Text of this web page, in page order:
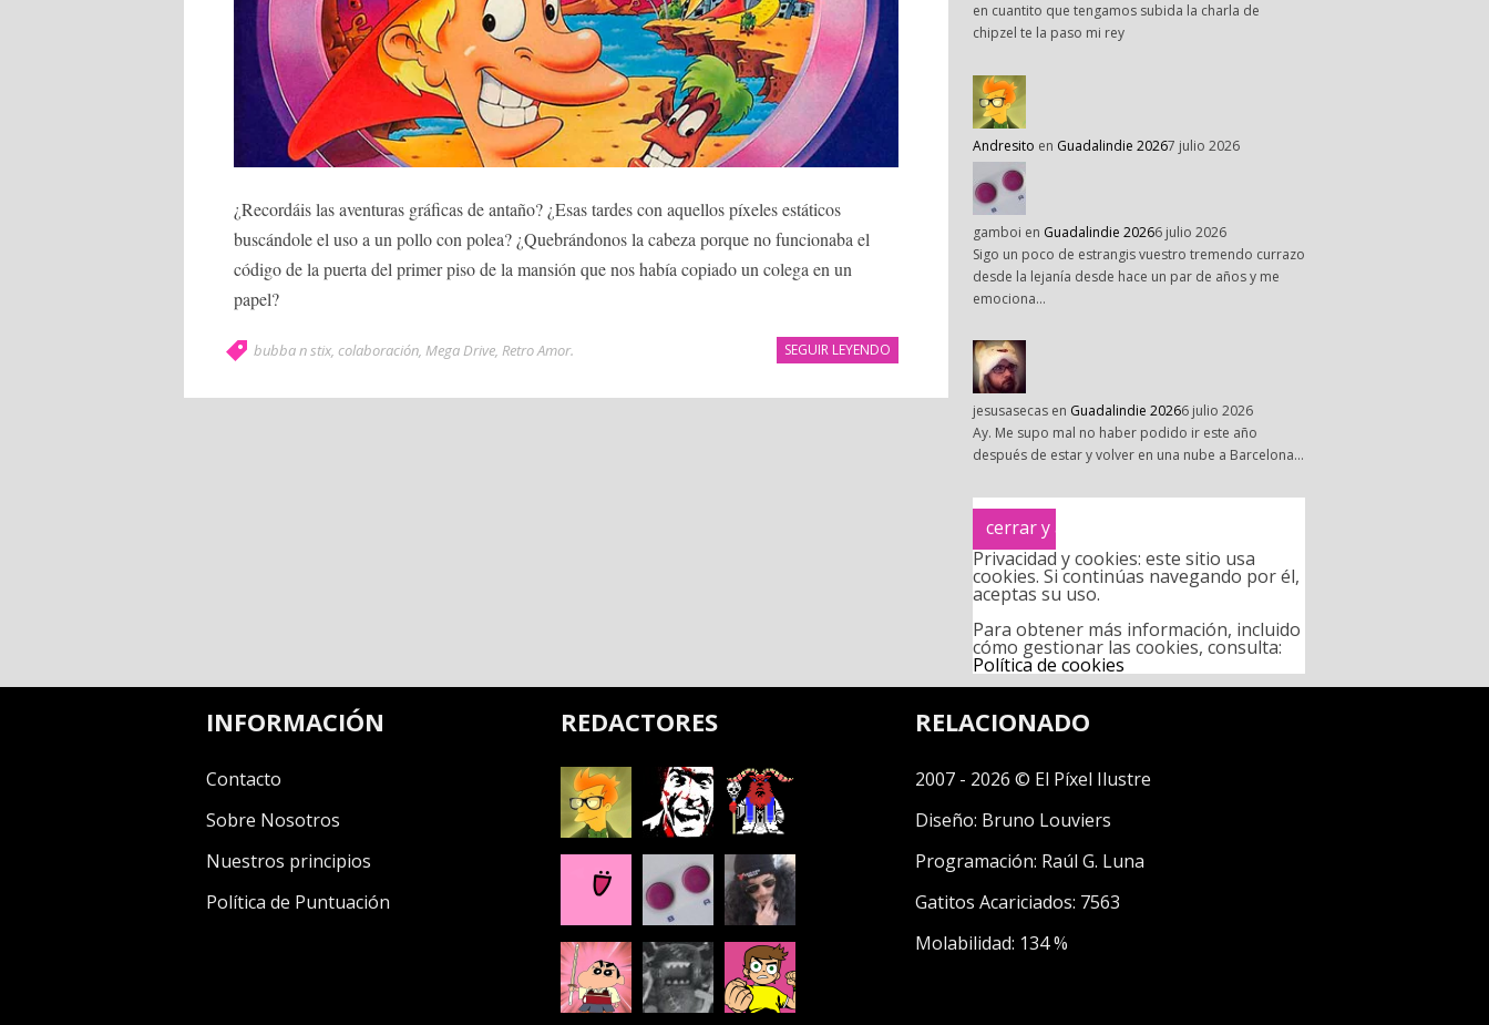
¿Recordáis las aventuras gráficas de antaño? ¿Esas tardes con aquellos píxeles estáticos
buscándole el uso a un pollo con polea? ¿Quebrándonos la cabeza porque no funcionaba el
código de la puerta del primer piso de la mansión que nos había copiado un colega en un
papel?
SEGUIR LEYENDO
bubba n stix, colaboración, Mega Drive, Retro Amor.
en cuantito que tengamos subida la charla de
chipzel te la paso mi rey
Andresito en Guadalindie 20267 julio 2026
gamboi en Guadalindie 20266 julio 2026
Sigo un poco de estrangis vuestro tremendo currazo
desde la lejanía desde hace un par de años y me
emociona…
jesusasecas en Guadalindie 20266 julio 2026
Ay. Me supo mal no haber podido ir este año
después de estar y volver en una nube a Barcelona…
Privacidad y cookies: este sitio usa
cookies. Si continúas navegando por él,
aceptas su uso.
Para obtener más información, incluido
cómo gestionar las cookies, consulta:
Política de cookies
INFORMACIÓN
Contacto
Sobre Nosotros
Nuestros principios
Política de Puntuación
REDACTORES RELACIONADO
2007 - 2026 © El Píxel Ilustre
Diseño: Bruno Louviers
Programación: Raúl G. Luna
Gatitos Acariciados: 7563
Molabilidad: 134 %